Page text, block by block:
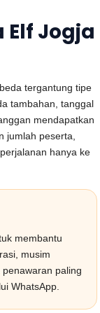
Elf Jogja
tergantung tipe
tambahan, tanggal
mendapatkan
jumlah peserta,
hanya ke
membantu
musim
paling
WhatsApp.